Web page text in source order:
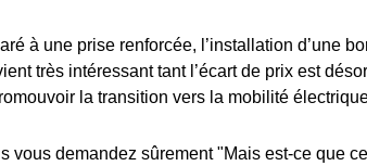
à une prise renforcée, l’installation d’une
très intéressant tant l’écart de prix est
la transition vers la mobilité
vous demandez sûrement "Mais est-ce que